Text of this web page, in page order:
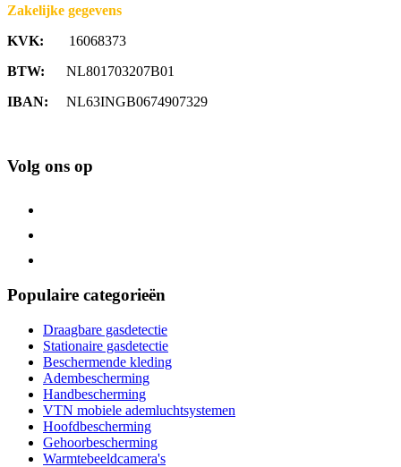
Zakelijke gegevens
KVK: 16068373
BTW: NL801703207B01
IBAN: NL63INGB0674907329
Volg ons op
Populaire categorieën
Draagbare gasdetectie
Stationaire gasdetectie
Beschermende kleding
Adembescherming
Handbescherming
VTN mobiele ademluchtsystemen
Hoofdbescherming
Gehoorbescherming
Warmtebeeldcamera's